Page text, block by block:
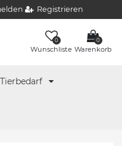
Registrieren
0
Wunschliste
0
Warenkorb
Tierbedarf